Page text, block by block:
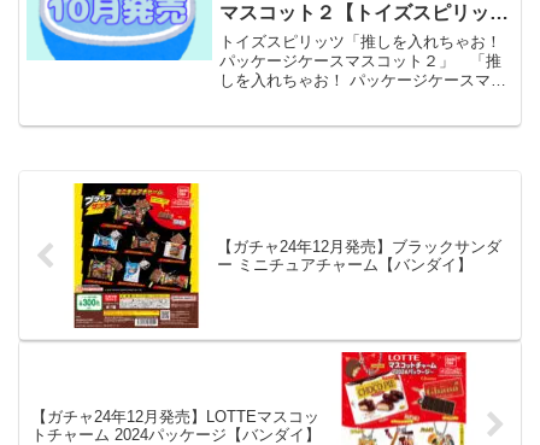
マスコット２【トイズスピリッ
ツ】
トイズスピリッツ「推しを入れちゃお！
パッケージケースマスコット２」 「推
しを入れちゃお！ パッケージケースマス
【ガチャ24年12月発売】ブラックサンダ
ー ミニチュアチャーム【バンダイ】
【ガチャ24年12月発売】LOTTEマスコッ
トチャーム 2024パッケージ【バンダイ】